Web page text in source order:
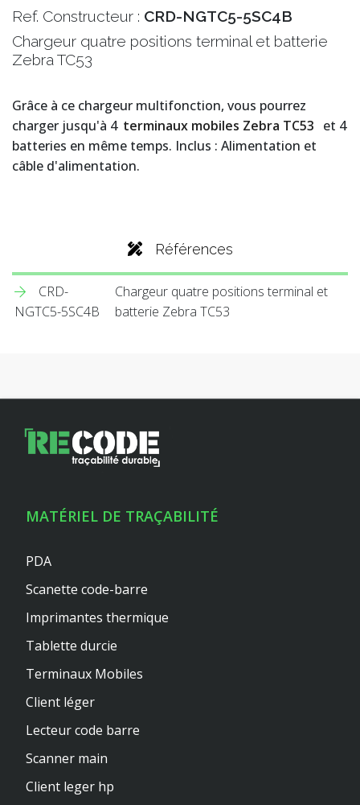
Ref. Constructeur : CRD-NGTC5-5SC4B
Chargeur quatre positions terminal et batterie
Zebra TC53
Grâce à ce chargeur multifonction, vous pourrez
charger jusqu'à 4 terminaux mobiles Zebra TC53 et 4
batteries en même temps. Inclus : Alimentation et
câble d'alimentation.
Références
CRD-
NGTC5-5SC4B
Chargeur quatre positions terminal et
batterie Zebra TC53
MATÉRIEL DE TRAÇABILITÉ
PDA
Scanette code-barre
Imprimantes thermique
Tablette durcie
Terminaux Mobiles
Client léger
Lecteur code barre
Scanner main
Client leger hp